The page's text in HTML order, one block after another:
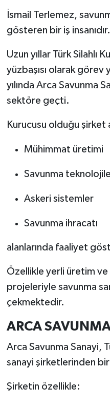
İsmail Terlemez,
gösteren bir iş insanıdır.
Uzun yıllar Türk Silahlı
yüzbaşısı olarak
yılında Arca Savunma
sektöre geçti.
Kurucusu olduğu şirket
Mühimmat üretimi
Savunma
Askeri sistemler
Savunma ihracatı
alanlarında faaliyet
Özellikle yerli üretim ve
projeleriyle savunma
çekmektedir.
ARCA
Arca Savunma Sanayi,
sanayi şirketlerinden
Şirketin özellikle: